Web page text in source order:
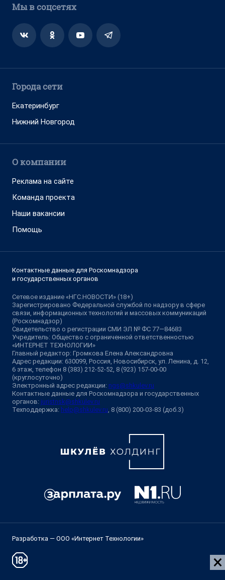
Мы в соцсетях
Города сети
Екатеринбург
Нижний Новгород
О компании
Реклама на сайте
Команда проекта
Наши вакансии
Помощь
Контактные данные для Роскомнадзора
и государственных органов
Сетевое издание «НГС.НОВОСТИ» (18+)
Зарегистрировано Федеральной службой по надзору в сфере
связи, информационных технологий и массовых коммуникаций
(Роскомнадзор)
Свидетельство о регистрации СМИ ЭЛ № ФС 77—84683
Учредитель: Общество с ограниченной ответственностью
«ИНТЕРНЕТ ТЕХНОЛОГИИ»
Главный редактор: Громкова Елена Александровна
Адрес редакции: 630099, Россия, Новосибирск, ул. Ленина, д. 12,
6 этаж, телефон 8 (383) 212-52-52, 8 (923) 157-00-00
(круглосуточно)
Электронный адрес редакции: ngs@shkulev.ru
Контактные данные для Роскомнадзора и государственных
органов: juristnsk@shkulev.ru
Техподдержка: help@shkulev.ru , 8 (800) 200-03-83 (доб.3)
Разработка — ООО «Интернет Технологии»